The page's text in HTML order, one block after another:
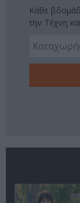
Κάθε
την Τέχνη